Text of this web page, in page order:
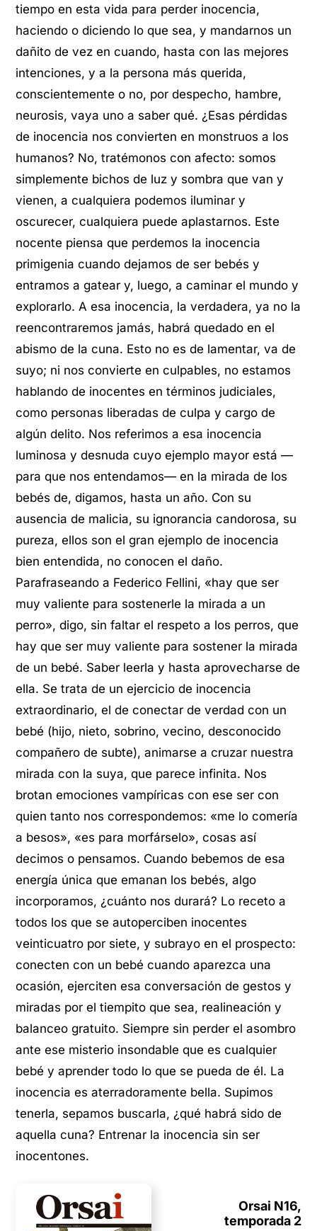
Orsai N16,
temporada 2
tiempo en esta vida para perder inocencia,
haciendo o diciendo lo que sea, y mandarnos un
dañito de vez en cuando, hasta con las mejores
intenciones, y a la persona más querida,
conscientemente o no, por despecho, hambre,
neurosis, vaya uno a saber qué. ¿Esas pérdidas
de inocencia nos convierten en monstruos a los
humanos? No, tratémonos con afecto: somos
simplemente bichos de luz y sombra que van y
vienen, a cualquiera podemos iluminar y
oscurecer, cualquiera puede aplastarnos. Este
nocente piensa que perdemos la inocencia
primigenia cuando dejamos de ser bebés y
entramos a gatear y, luego, a caminar el mundo y
explorarlo. A esa inocencia, la verdadera, ya no la
reencontraremos jamás, habrá quedado en el
abismo de la cuna. Esto no es de lamentar, va de
suyo; ni nos convierte en culpables, no estamos
hablando de inocentes en términos judiciales,
como personas liberadas de culpa y cargo de
algún delito. Nos referimos a esa inocencia
luminosa y desnuda cuyo ejemplo mayor está —
para que nos entendamos— en la mirada de los
bebés de, digamos, hasta un año. Con su
ausencia de malicia, su ignorancia candorosa, su
pureza, ellos son el gran ejemplo de inocencia
bien entendida, no conocen el daño.
Parafraseando a Federico Fellini, «hay que ser
muy valiente para sostenerle la mirada a un
perro», digo, sin faltar el respeto a los perros, que
hay que ser muy valiente para sostener la mirada
de un bebé. Saber leerla y hasta aprovecharse de
ella. Se trata de un ejercicio de inocencia
extraordinario, el de conectar de verdad con un
bebé (hijo, nieto, sobrino, vecino, desconocido
compañero de subte), animarse a cruzar nuestra
mirada con la suya, que parece infinita. Nos
brotan emociones vampíricas con ese ser con
quien tanto nos correspondemos: «me lo comería
a besos», «es para morfárselo», cosas así
decimos o pensamos. Cuando bebemos de esa
energía única que emanan los bebés, algo
incorporamos, ¿cuánto nos durará? Lo receto a
todos los que se autoperciben inocentes
veinticuatro por siete, y subrayo en el prospecto:
conecten con un bebé cuando aparezca una
ocasión, ejerciten esa conversación de gestos y
miradas por el tiempito que sea, realineación y
balanceo gratuito. Siempre sin perder el asombro
ante ese misterio insondable que es cualquier
bebé y aprender todo lo que se pueda de él. La
inocencia es aterradoramente bella. Supimos
tenerla, sepamos buscarla, ¿qué habrá sido de
aquella cuna? Entrenar la inocencia sin ser
inocentones.